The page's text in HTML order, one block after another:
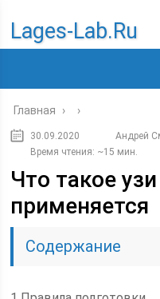
Lages-Lab.ru
Главная › ›
30.09.2020
Андрей
Время чтения: ~15 мин.
Что такое
применяется
Содержание